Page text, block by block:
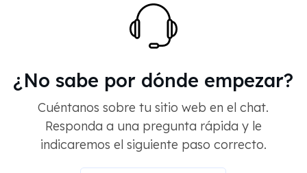
¿No sabe por dónde empezar?
Cuéntanos sobre tu sitio web en el chat.
Responda a una pregunta rápida y le
indicaremos el siguiente paso correcto.